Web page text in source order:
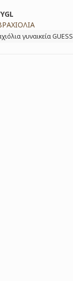
γυναικεία GUESS